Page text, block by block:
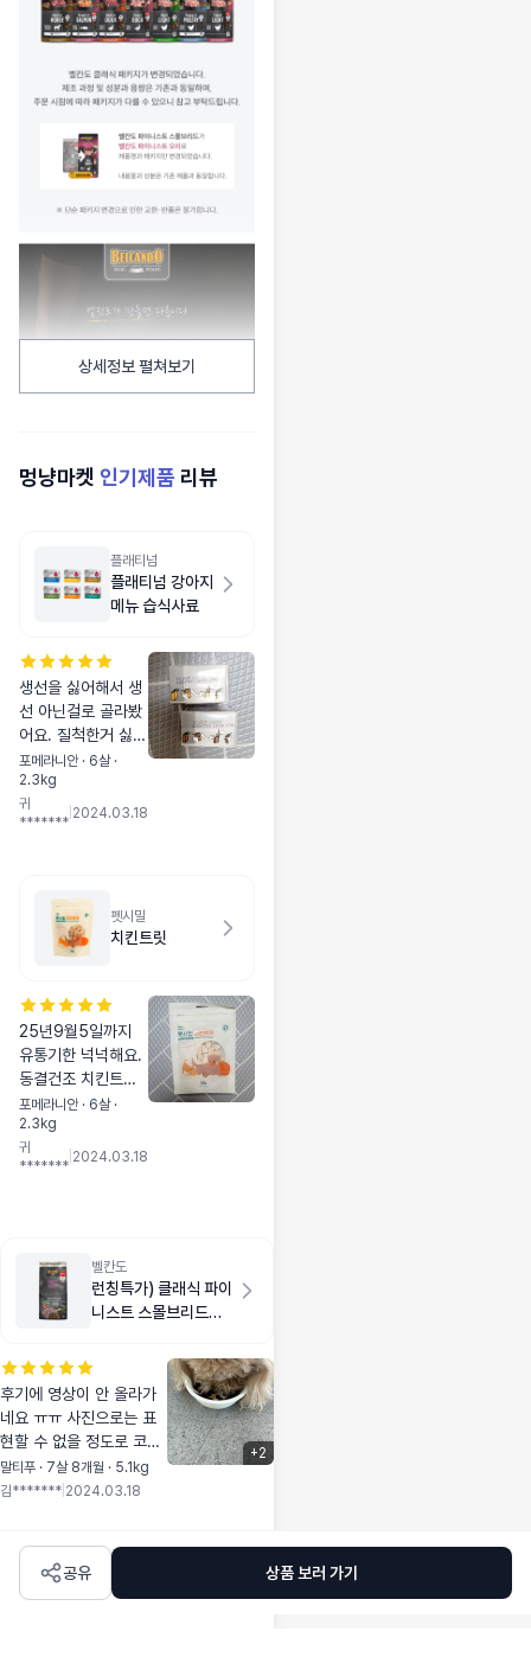
상세정보 펼쳐보기
멍냥마켓 인기제품 리뷰
플래티넘
플래티넘 강아지
메뉴 습식사료
생선을 싫어해서 생
선 아닌걸로 골라봤
어요. 질척한거 싫어
하는데 수분기가 적
다고 하길래 잘 먹을
지 기대되네요.
포메라니안 · 6살 ·
2.3kg
귀
*******
2024.03.18
펫시밀
치킨트릿
25년9월5일까지
유통기한 넉넉해요.
동결건조 치킨트릿
은 잘 먹으니까 아직
개봉은 안했고 쟁여
두려고 샀어요.
포메라니안 · 6살 ·
2.3kg
귀
*******
2024.03.18
벨칸도
런칭특가) 클래식 파이
니스트 스몰브리드
후기에 영상이 안 올라가
네요 ㅠㅠ 사진으로는 표
현할 수 없을 정도로 코박
고 먹어요~ 기호성 정말
짱!!! 저희 아이가 건사료
말티푸 · 7살 8개월 · 5.1kg
김******* 2024.03.18
+2
공유 상품 보러 가기